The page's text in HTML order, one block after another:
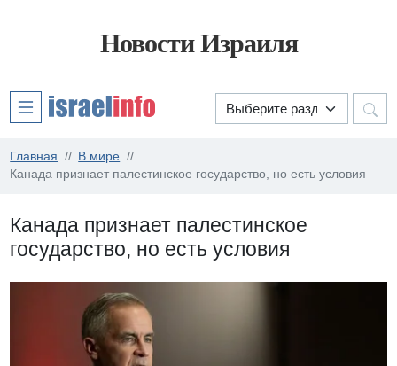
Новости Израиля
Главная
В мире
Канада признает палестинское государство, но есть условия
Канада признает палестинское
государство, но есть условия